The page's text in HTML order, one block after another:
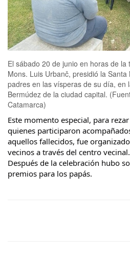
El sábado 20 de junio en horas de
Mons. Luis Urbanč, presidió la
padres en las vísperas de su día, en
Bermúdez de la ciudad capital.
Catamarca)
Este momento especial, para
quienes participaron
aquellos fallecidos, fue
vecinos a través del centro vecinal.
Después de la celebración hubo
premios para los papás.